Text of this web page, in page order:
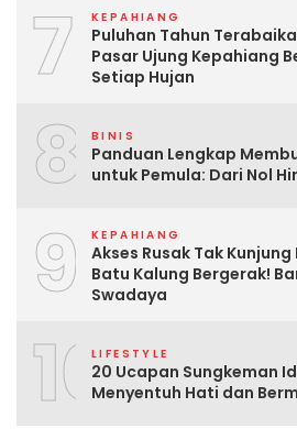
7 KEPAHIANG
Puluhan Tahun
Pasar Ujung Kepahiang
Setiap Hujan
8 BINIS
Panduan Lengkap
untuk Pemula: Dari Nol
9 KEPAHIANG
Akses Rusak Tak
Batu Kalung Bergerak!
Swadaya
10LIFESTYLE
20 Ucapan Sungkeman
Menyentuh Hati dan